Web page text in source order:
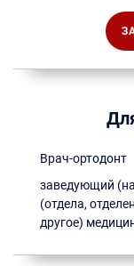
Врач-ортодонт
заведующий
(отдела,
другое)